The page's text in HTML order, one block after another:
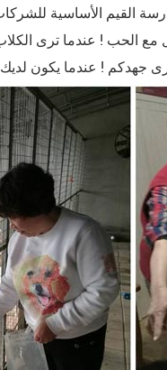
القيم الأساسية
مع الحب ! عندما ترى